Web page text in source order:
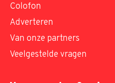
Colofon
Adverteren
Van onze partners
Veelgestelde vragen